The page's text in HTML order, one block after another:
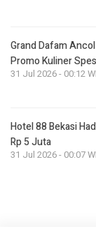
Grand Dafam
Promo Kuliner
31 Jul 2026 - 00:12
Hotel 88 Bekasi
Rp 5 Juta
31 Jul 2026 - 00:07